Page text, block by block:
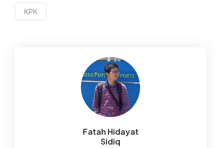
KPK
Fatah Hidayat
Sidiq